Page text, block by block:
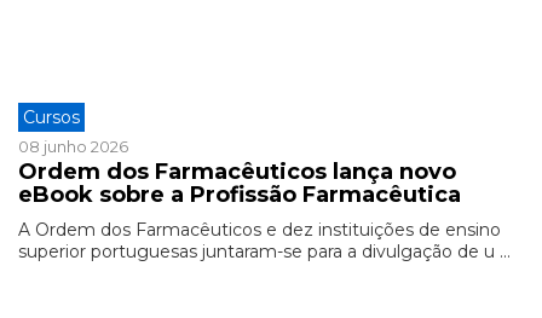
Cursos
08 junho 2026
Ordem dos Farmacêuticos lança novo
eBook sobre a Profissão Farmacêutica
A Ordem dos Farmacêuticos e dez instituições de ensino
superior portuguesas juntaram-se para a divulgação de u ...